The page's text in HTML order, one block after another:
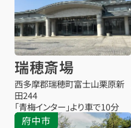
瑞穂斎場
西多摩郡瑞穂町富士山栗原新
田244
「青梅インター」より車で10分
府中市